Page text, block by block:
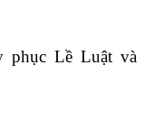
phục Lề Luật và